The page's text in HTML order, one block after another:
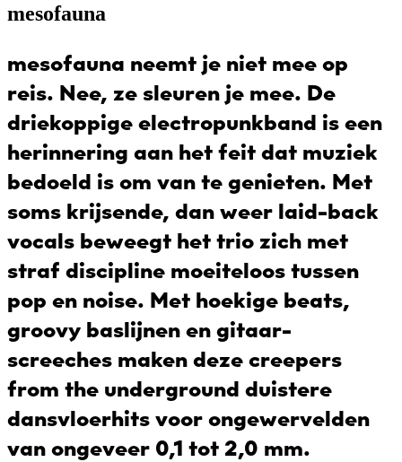
mesofauna
mesofauna neemt je niet mee op
reis. Nee, ze sleuren je mee. De
driekoppige electropunkband is een
herinnering aan het feit dat muziek
bedoeld is om van te genieten. Met
soms krijsende, dan weer laid-back
vocals beweegt het trio zich met
straf discipline moeiteloos tussen
pop en noise. Met hoekige beats,
groovy baslijnen en gitaar-
screeches maken deze creepers
from the underground duistere
dansvloerhits voor ongewervelden
van ongeveer 0,1 tot 2,0 mm.